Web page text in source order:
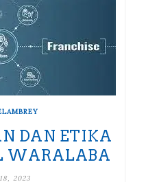
DAN ETIKA
WARALABA
2023